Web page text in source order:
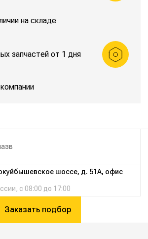
на складе
запчастей от 1 дня
шоссе, д. 51А, офис
с 08:00 до 17:00
Заказать подбор